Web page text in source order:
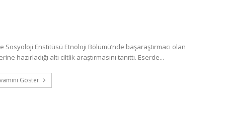
Enstitüsü Etnoloji Bölümü’nde başaraştırmacı olan
hazırladığı altı ciltlik araştırmasını tanıttı. Eserde...
Göster